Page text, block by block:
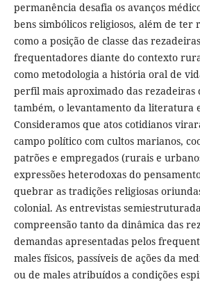
permanência desafia os avanços
bens simbólicos religiosos, além de ter
como a posição de classe das
frequentadores diante do contexto
como metodologia a história oral de
perfil mais aproximado das rezadeiras
também, o levantamento da literatura
Consideramos que atos cotidianos
campo político com cultos marianos,
patrões e empregados (rurais e
expressões heterodoxas do
quebrar as tradições religiosas
colonial. As entrevistas
compreensão tanto da dinâmica das
demandas apresentadas pelos
males físicos, passíveis de ações da
ou de males atribuídos a condições